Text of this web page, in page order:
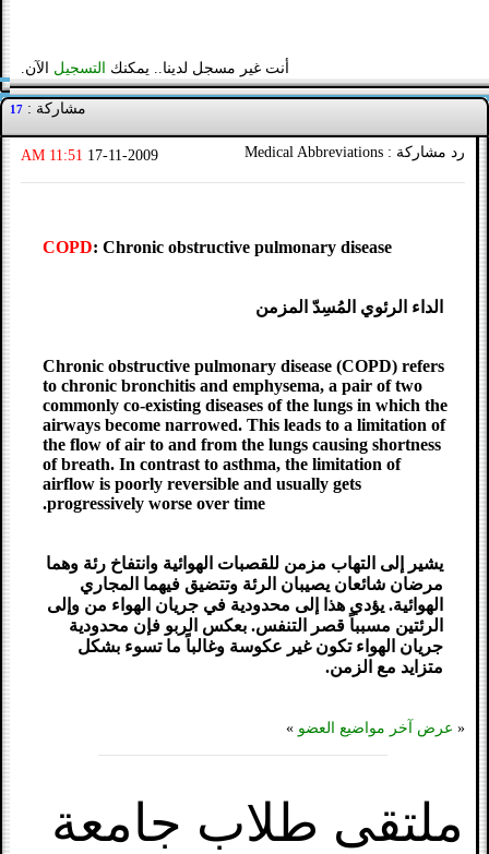
أنت غير مسجل لدينا.. يمكنك التسجيل الآن.
مشاركة : 17
رد مشاركة : Medical Abbreviations 17-11-2009
11:51 AM
COPD: Chronic obstructive pulmonary disease
الداء الرئوي المُسِدّ المزمن
Chronic obstructive pulmonary disease (COPD) refers
to chronic bronchitis and emphysema, a pair of two
commonly co-existing diseases of the lungs in which the
airways become narrowed. This leads to a limitation of
the flow of air to and from the lungs causing shortness
of breath. In contrast to asthma, the limitation of
airflow is poorly reversible and usually gets
progressively worse over time.
يشير إلى التهاب مزمن للقصبات الهوائية وانتفاخ رئة وهما
مرضان شائعان يصيبان الرئة وتتضيق فيهما المجاري
الهوائية. يؤدي هذا إلى محدودية في جريان الهواء من وإلى
الرئتين مسبباً قصر التنفس. بعكس الربو فإن محدودية
جريان الهواء تكون غير عكوسة وغالباً ما تسوء بشكل
متزايد مع الزمن.
« عرض آخر مواضيع العضو »
ملتقى طلاب جامعة